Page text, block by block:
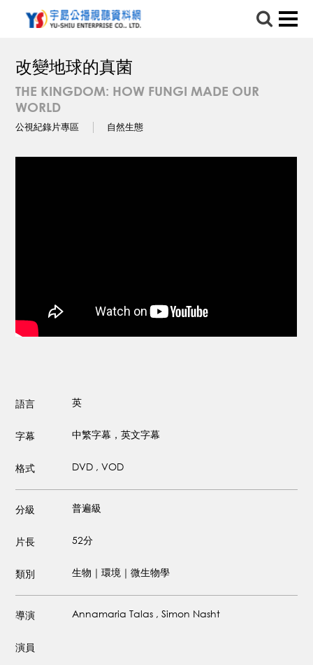
改變地球的真菌
THE KINGDOM: HOW FUNGI MADE OUR
WORLD
公視紀錄片專區 自然生態
語言 英
字幕 中繁字幕，英文字幕
格式 DVD , VOD
分級 普遍級
片長 52分
類別 生物｜環境｜微生物學
導演 Annamaria Talas , Simon Nasht
演員